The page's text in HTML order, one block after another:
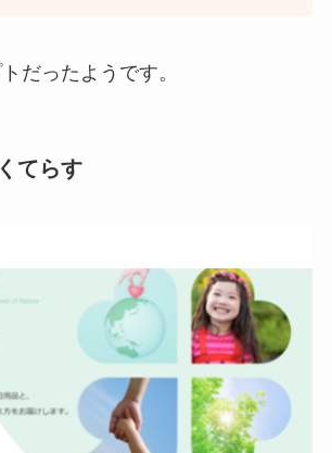
だったようです。
てらす